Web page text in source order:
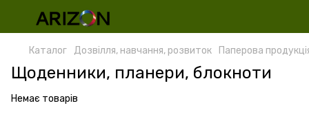
Каталог Дозвілля, навчання, розвиток Паперова
Щоденники, планери, блокноти
Немає товарів